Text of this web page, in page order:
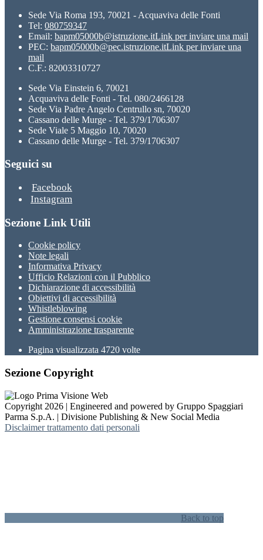
Sede Via Roma 193, 70021 - Acquaviva delle Fonti
Tel: 080759347
Email: bapm05000b@istruzione.itLink per inviare una mail
PEC: bapm05000b@pec.istruzione.itLink per inviare una
mail
C.F.: 82003310727
Sede Via Einstein 6, 70021
Acquaviva delle Fonti - Tel. 080/2466128
Sede Via Padre Angelo Centrullo sn, 70020
Cassano delle Murge - Tel. 379/1706307
Sede Viale 5 Maggio 10, 70020
Cassano delle Murge - Tel. 379/1706307
Seguici su
Facebook
Instagram
Sezione Link Utili
Cookie policy
Note legali
Informativa Privacy
Ufficio Relazioni con il Pubblico
Dichiarazione di accessibilità
Obiettivi di accessibilità
Whistleblowing
Gestione consensi cookie
Amministrazione trasparente
Pagina visualizzata 4720 volte
Sezione Copyright
Copyright 2026 | Engineered and powered by Gruppo Spaggiari
Parma S.p.A. | Divisione Publishing & New Social Media
Disclaimer trattamento dati personali
Back to top